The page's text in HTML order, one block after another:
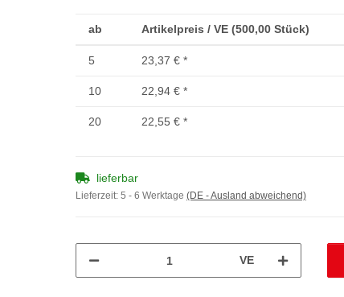
ab Artikelpreis / VE (500,00 Stück)
5 23,37 € *
10 22,94 € *
20 22,55 € *
lieferbar
Lieferzeit: 5 - 6 Werktage (DE - Ausland abweichend)
VE